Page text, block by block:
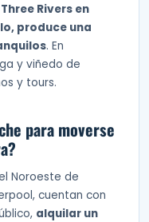
Rivers en
produce una
. En
y viñedo de
y tours.
para moverse
Noroeste de
cuentan con
alquilar un